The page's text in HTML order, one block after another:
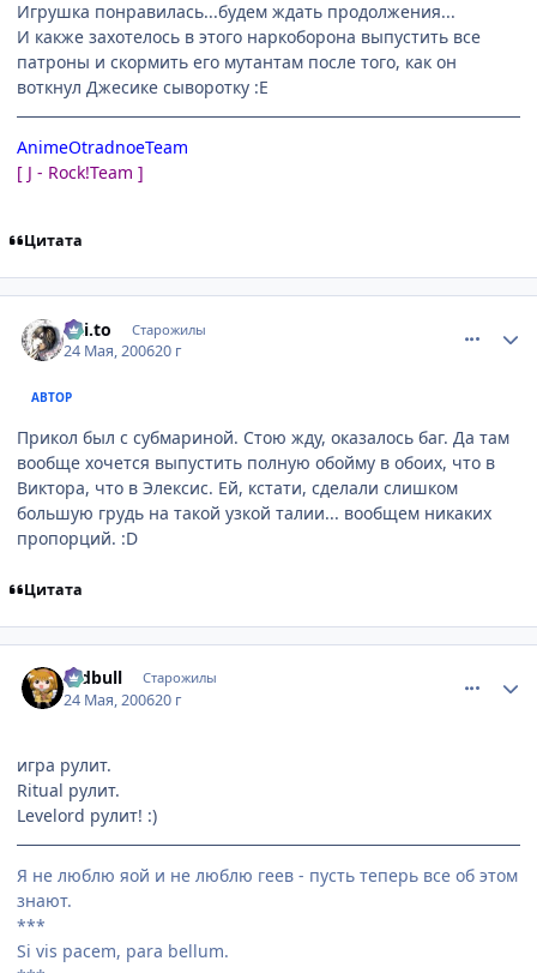
Игрушка понравилась...будем ждать продолжения...
И какже захотелось в этого наркоборона выпустить все
патроны и скормить его мутантам после того, как он
воткнул Джесике сыворотку :Е
AnimeOtradnoeTeam
[ J - Rock!Team ]
Цитата
Kai.to Старожилы
24 Мая, 200620 г
АВТОР
Прикол был с субмариной. Стою жду, оказалось баг. Да там
вообще хочется выпустить полную обойму в обоих, что в
Виктора, что в Элексис. Ей, кстати, сделали слишком
большую грудь на такой узкой талии... вообщем никаких
пропорций. :D
Цитата
redbull Старожилы
24 Мая, 200620 г
игра рулит.
Ritual рулит.
Levelord рулит! :)
Я не люблю яой и не люблю геев - пусть теперь все об этом
знают.
***
Si vis pacem, para bellum.